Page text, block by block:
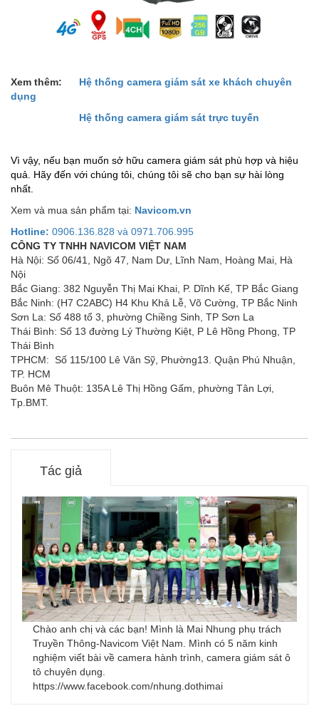
Xem thêm:
Hệ thống camera giám sát xe khách chuyên
dụng
Hệ thống camera giám sát trực tuyến
Vì vậy, nếu bạn muốn sở hữu camera giám sát phù hợp và hiệu
quả. Hãy đến với chúng tôi, chúng tôi sẽ cho bạn sự hài lòng
nhất.
Xem và mua sản phẩm tại: Navicom.vn
Hotline: 0906.136.828 và 0971.706.995
CÔNG TY TNHH NAVICOM VIỆT NAM
Hà Nội: Số 06/41, Ngõ 47, Nam Dư, Lĩnh Nam, Hoàng Mai, Hà
Nội
Bắc Giang: 382 Nguyễn Thị Mai Khai, P. Dĩnh Kế, TP Bắc Giang
Bắc Ninh: (H7 C2ABC) H4 Khu Khả Lễ, Võ Cường, TP Bắc Ninh
Sơn La: Số 488 tổ 3, phường Chiềng Sinh, TP Sơn La
Thái Bình: Số 13 đường Lý Thường Kiệt, P Lê Hồng Phong, TP
Thái Bình
TPHCM: Số 115/100 Lê Văn Sỹ, Phường13. Quận Phú Nhuận,
TP. HCM
Buôn Mê Thuột: 135A Lê Thị Hồng Gấm, phường Tân Lợi,
Tp.BMT.
Tác giả
Chào anh chị và các bạn! Mình là Mai Nhung phụ trách
Truyền Thông-Navicom Việt Nam. Mình có 5 năm kinh
nghiệm viết bài về camera hành trình, camera giám sát ô
tô chuyên dụng.
https://www.facebook.com/nhung.dothimai